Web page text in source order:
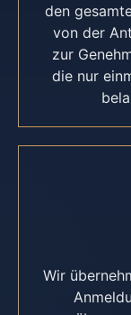
den
von der
zur
die nur
Wir